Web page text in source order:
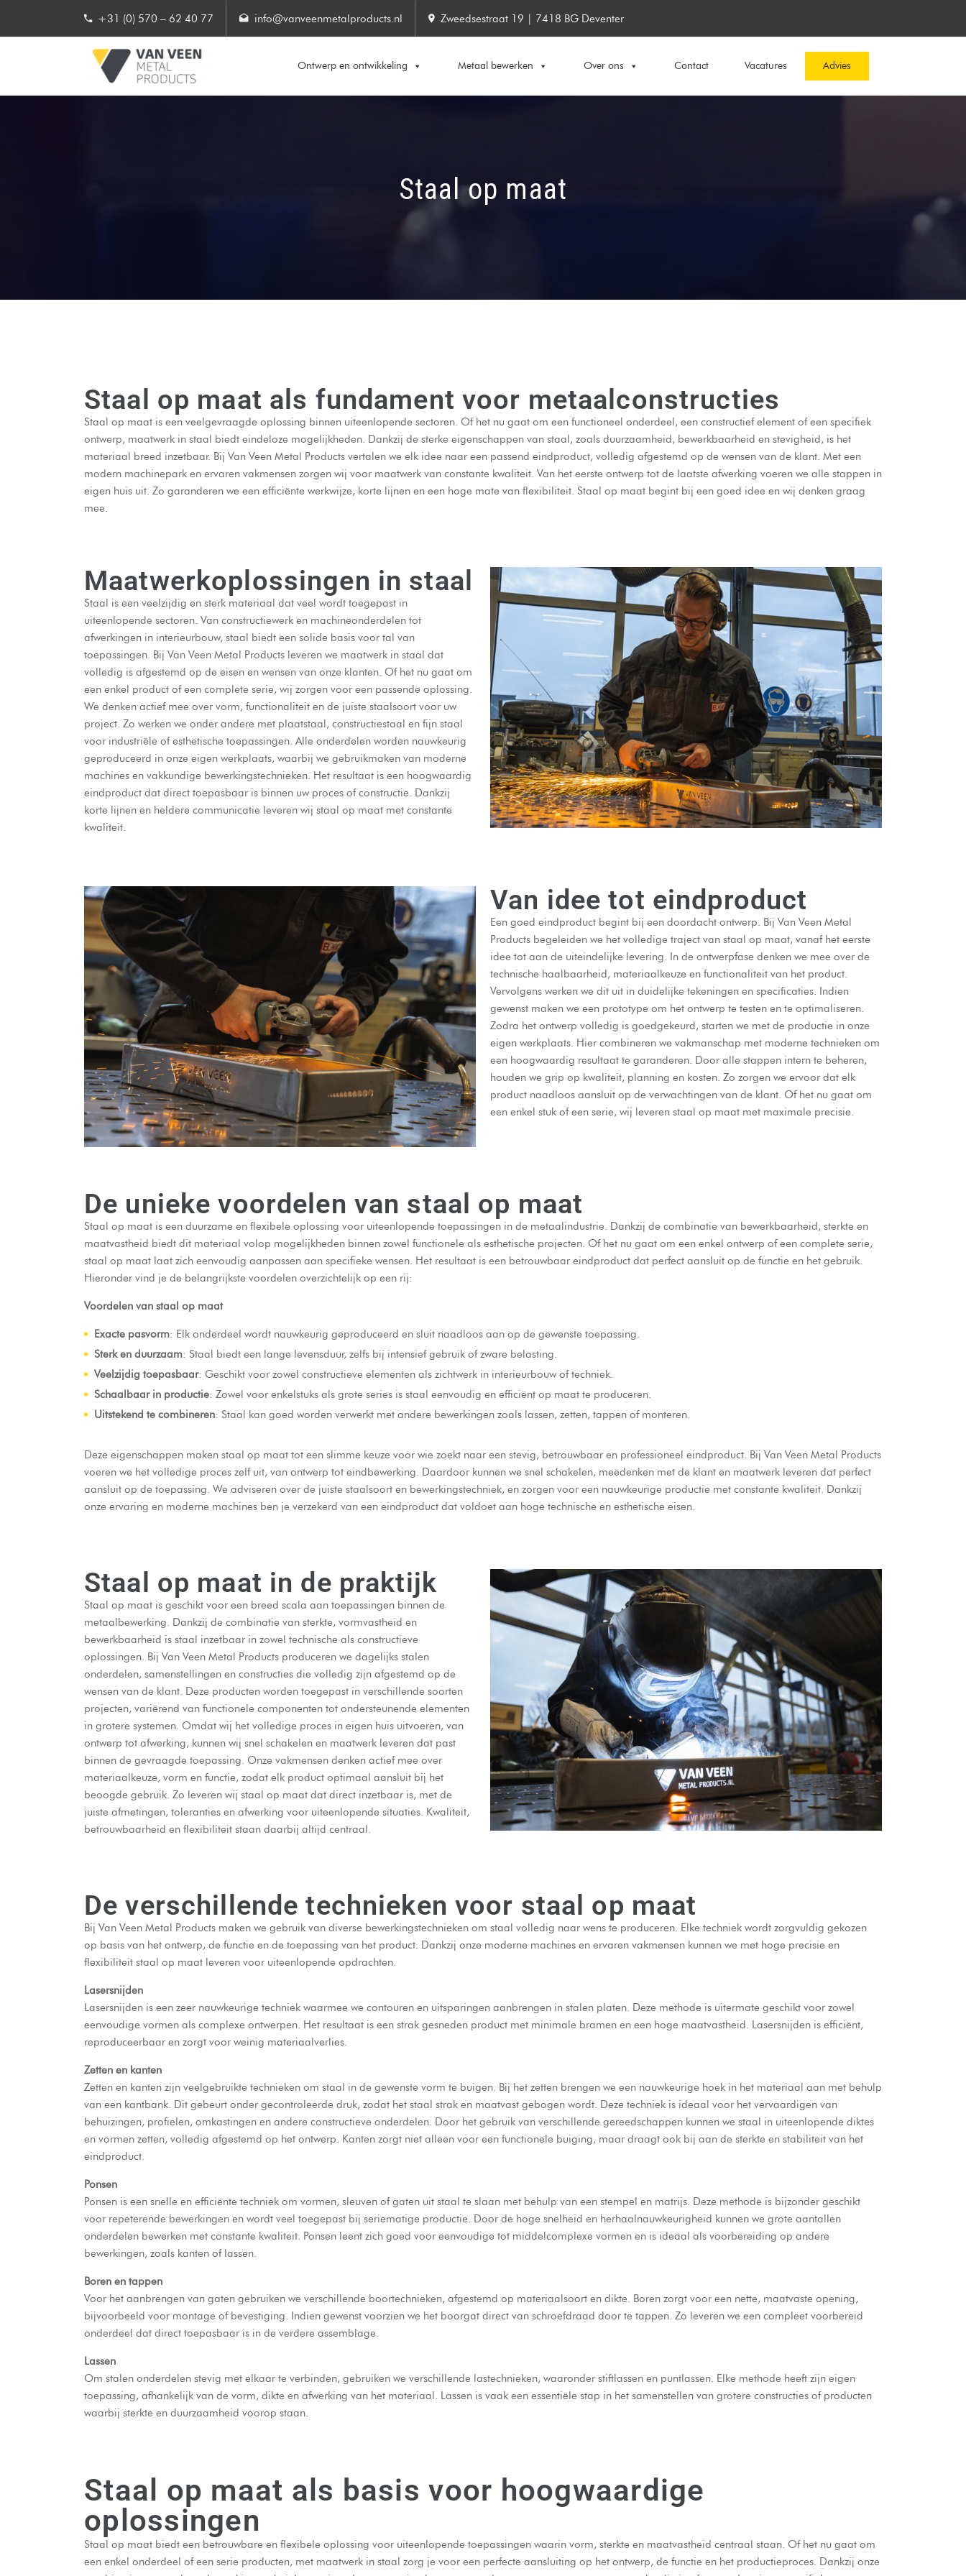
+31 (0) 570 – 62 40 77 info@vanveenmetalproducts.nl Zweedsestraat 19 | 7418 BG Deventer
Ontwerp en ontwikkeling Metaal bewerken Over ons Contact Vacatures Advies
Staal op maat
Staal op maat als fundament voor metaalconstructies
Staal op maat is een veelgevraagde oplossing binnen uiteenlopende sectoren. Of het nu gaat om een functioneel onderdeel, een constructief element of een specifiek
ontwerp, maatwerk in staal biedt eindeloze mogelijkheden. Dankzij de sterke eigenschappen van staal, zoals duurzaamheid, bewerkbaarheid en stevigheid, is het
materiaal breed inzetbaar. Bij Van Veen Metal Products vertalen we elk idee naar een passend eindproduct, volledig afgestemd op de wensen van de klant. Met een
modern machinepark en ervaren vakmensen zorgen wij voor maatwerk van constante kwaliteit. Van het eerste ontwerp tot de laatste afwerking voeren we alle stappen in
eigen huis uit. Zo garanderen we een efficiënte werkwijze, korte lijnen en een hoge mate van flexibiliteit. Staal op maat begint bij een goed idee en wij denken graag
mee.
Maatwerkoplossingen in staal
Staal is een veelzijdig en sterk materiaal dat veel wordt toegepast in
uiteenlopende sectoren. Van constructiewerk en machineonderdelen tot
afwerkingen in interieurbouw, staal biedt een solide basis voor tal van
toepassingen. Bij Van Veen Metal Products leveren we maatwerk in staal dat
volledig is afgestemd op de eisen en wensen van onze klanten. Of het nu gaat om
een enkel product of een complete serie, wij zorgen voor een passende oplossing.
We denken actief mee over vorm, functionaliteit en de juiste staalsoort voor uw
project. Zo werken we onder andere met plaatstaal, constructiestaal en fijn staal
voor industriële of esthetische toepassingen. Alle onderdelen worden nauwkeurig
geproduceerd in onze eigen werkplaats, waarbij we gebruikmaken van moderne
machines en vakkundige bewerkingstechnieken. Het resultaat is een hoogwaardig
eindproduct dat direct toepasbaar is binnen uw proces of constructie. Dankzij
korte lijnen en heldere communicatie leveren wij staal op maat met constante
kwaliteit.
Van idee tot eindproduct
Een goed eindproduct begint bij een doordacht ontwerp. Bij Van Veen Metal
Products begeleiden we het volledige traject van staal op maat, vanaf het eerste
idee tot aan de uiteindelijke levering. In de ontwerpfase denken we mee over de
technische haalbaarheid, materiaalkeuze en functionaliteit van het product.
Vervolgens werken we dit uit in duidelijke tekeningen en specificaties. Indien
gewenst maken we een prototype om het ontwerp te testen en te optimaliseren.
Zodra het ontwerp volledig is goedgekeurd, starten we met de productie in onze
eigen werkplaats. Hier combineren we vakmanschap met moderne technieken om
een hoogwaardig resultaat te garanderen. Door alle stappen intern te beheren,
houden we grip op kwaliteit, planning en kosten. Zo zorgen we ervoor dat elk
product naadloos aansluit op de verwachtingen van de klant. Of het nu gaat om
een enkel stuk of een serie, wij leveren staal op maat met maximale precisie.
De unieke voordelen van staal op maat
Staal op maat is een duurzame en flexibele oplossing voor uiteenlopende toepassingen in de metaalindustrie. Dankzij de combinatie van bewerkbaarheid, sterkte en
maatvastheid biedt dit materiaal volop mogelijkheden binnen zowel functionele als esthetische projecten. Of het nu gaat om een enkel ontwerp of een complete serie,
staal op maat laat zich eenvoudig aanpassen aan specifieke wensen. Het resultaat is een betrouwbaar eindproduct dat perfect aansluit op de functie en het gebruik.
Hieronder vind je de belangrijkste voordelen overzichtelijk op een rij:
Voordelen van staal op maat
Exacte pasvorm: Elk onderdeel wordt nauwkeurig geproduceerd en sluit naadloos aan op de gewenste toepassing.
Sterk en duurzaam: Staal biedt een lange levensduur, zelfs bij intensief gebruik of zware belasting.
Veelzijdig toepasbaar: Geschikt voor zowel constructieve elementen als zichtwerk in interieurbouw of techniek.
Schaalbaar in productie: Zowel voor enkelstuks als grote series is staal eenvoudig en efficiënt op maat te produceren.
Uitstekend te combineren: Staal kan goed worden verwerkt met andere bewerkingen zoals lassen, zetten, tappen of monteren.
Deze eigenschappen maken staal op maat tot een slimme keuze voor wie zoekt naar een stevig, betrouwbaar en professioneel eindproduct. Bij Van Veen Metal Products
voeren we het volledige proces zelf uit, van ontwerp tot eindbewerking. Daardoor kunnen we snel schakelen, meedenken met de klant en maatwerk leveren dat perfect
aansluit op de toepassing. We adviseren over de juiste staalsoort en bewerkingstechniek, en zorgen voor een nauwkeurige productie met constante kwaliteit. Dankzij
onze ervaring en moderne machines ben je verzekerd van een eindproduct dat voldoet aan hoge technische en esthetische eisen.
Staal op maat in de praktijk
Staal op maat is geschikt voor een breed scala aan toepassingen binnen de
metaalbewerking. Dankzij de combinatie van sterkte, vormvastheid en
bewerkbaarheid is staal inzetbaar in zowel technische als constructieve
oplossingen. Bij Van Veen Metal Products produceren we dagelijks stalen
onderdelen, samenstellingen en constructies die volledig zijn afgestemd op de
wensen van de klant. Deze producten worden toegepast in verschillende soorten
projecten, variërend van functionele componenten tot ondersteunende elementen
in grotere systemen. Omdat wij het volledige proces in eigen huis uitvoeren, van
ontwerp tot afwerking, kunnen wij snel schakelen en maatwerk leveren dat past
binnen de gevraagde toepassing. Onze vakmensen denken actief mee over
materiaalkeuze, vorm en functie, zodat elk product optimaal aansluit bij het
beoogde gebruik. Zo leveren wij staal op maat dat direct inzetbaar is, met de
juiste afmetingen, toleranties en afwerking voor uiteenlopende situaties. Kwaliteit,
betrouwbaarheid en flexibiliteit staan daarbij altijd centraal.
De verschillende technieken voor staal op maat
Bij Van Veen Metal Products maken we gebruik van diverse bewerkingstechnieken om staal volledig naar wens te produceren. Elke techniek wordt zorgvuldig gekozen
op basis van het ontwerp, de functie en de toepassing van het product. Dankzij onze moderne machines en ervaren vakmensen kunnen we met hoge precisie en
flexibiliteit staal op maat leveren voor uiteenlopende opdrachten.
Lasersnijden
Lasersnijden is een zeer nauwkeurige techniek waarmee we contouren en uitsparingen aanbrengen in stalen platen. Deze methode is uitermate geschikt voor zowel
eenvoudige vormen als complexe ontwerpen. Het resultaat is een strak gesneden product met minimale bramen en een hoge maatvastheid. Lasersnijden is efficiënt,
reproduceerbaar en zorgt voor weinig materiaalverlies.
Zetten en kanten
Zetten en kanten zijn veelgebruikte technieken om staal in de gewenste vorm te buigen. Bij het zetten brengen we een nauwkeurige hoek in het materiaal aan met behulp
van een kantbank. Dit gebeurt onder gecontroleerde druk, zodat het staal strak en maatvast gebogen wordt. Deze techniek is ideaal voor het vervaardigen van
behuizingen, profielen, omkastingen en andere constructieve onderdelen. Door het gebruik van verschillende gereedschappen kunnen we staal in uiteenlopende diktes
en vormen zetten, volledig afgestemd op het ontwerp. Kanten zorgt niet alleen voor een functionele buiging, maar draagt ook bij aan de sterkte en stabiliteit van het
eindproduct.
Ponsen
Ponsen is een snelle en efficiënte techniek om vormen, sleuven of gaten uit staal te slaan met behulp van een stempel en matrijs. Deze methode is bijzonder geschikt
voor repeterende bewerkingen en wordt veel toegepast bij seriematige productie. Door de hoge snelheid en herhaalnauwkeurigheid kunnen we grote aantallen
onderdelen bewerken met constante kwaliteit. Ponsen leent zich goed voor eenvoudige tot middelcomplexe vormen en is ideaal als voorbereiding op andere
bewerkingen, zoals kanten of lassen.
Boren en tappen
Voor het aanbrengen van gaten gebruiken we verschillende boortechnieken, afgestemd op materiaalsoort en dikte. Boren zorgt voor een nette, maatvaste opening,
bijvoorbeeld voor montage of bevestiging. Indien gewenst voorzien we het boorgat direct van schroefdraad door te tappen. Zo leveren we een compleet voorbereid
onderdeel dat direct toepasbaar is in de verdere assemblage.
Lassen
Om stalen onderdelen stevig met elkaar te verbinden, gebruiken we verschillende lastechnieken, waaronder stiftlassen en puntlassen. Elke methode heeft zijn eigen
toepassing, afhankelijk van de vorm, dikte en afwerking van het materiaal. Lassen is vaak een essentiële stap in het samenstellen van grotere constructies of producten
waarbij sterkte en duurzaamheid voorop staan.
Staal op maat als basis voor hoogwaardige
oplossingen
Staal op maat biedt een betrouwbare en flexibele oplossing voor uiteenlopende toepassingen waarin vorm, sterkte en maatvastheid centraal staan. Of het nu gaat om
een enkel onderdeel of een serie producten, met maatwerk in staal zorg je voor een perfecte aansluiting op het ontwerp, de functie en het productieproces. Dankzij onze